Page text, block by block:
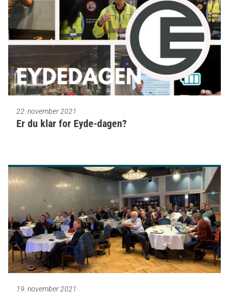
22. november 2021
Er du klar for Eyde-dagen?
19. november 2021